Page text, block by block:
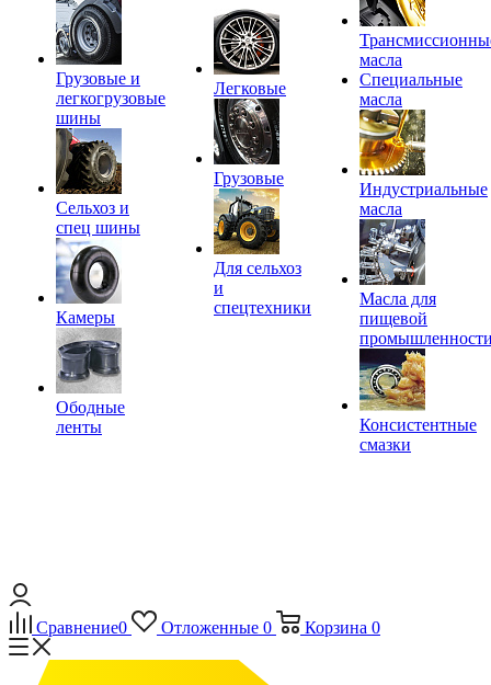
Грузовые и
легкогрузовые
шины
Сельхоз и
спец шины
Камеры
Ободные
ленты
Легковые
Грузовые
Для сельхоз
и
спецтехники
масла
Специальные
масла
Индустриальные
масла
Масла для
пищевой
Консистентные
смазки
Сравнение0 Отложенные 0 Корзина 0